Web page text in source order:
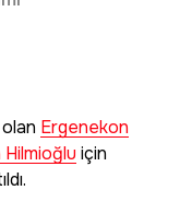
Ergenekon
için